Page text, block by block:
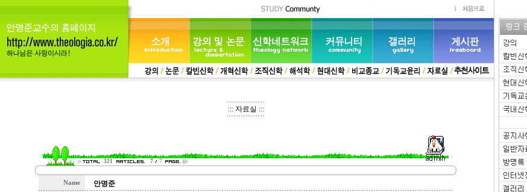
::: 자료실 :::
321 7 7
Name 안명준